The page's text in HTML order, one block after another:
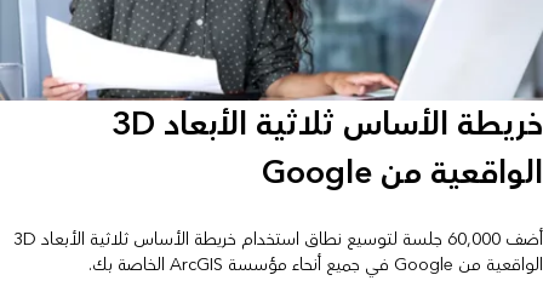
خريطة الأساس ثلاثية الأبعاد 3D
الواقعية من Google
أضف 60,000 جلسة لتوسيع نطاق استخدام خريطة الأساس ثلاثية الأبعاد 3D
الواقعية من Google في جميع أنحاء مؤسسة ArcGIS الخاصة بك.